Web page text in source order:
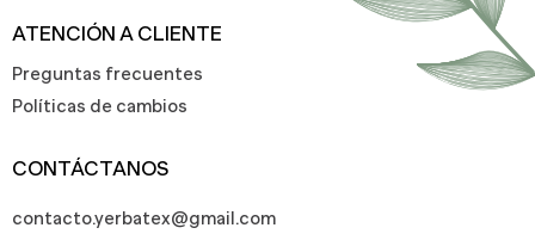
ATENCIÓN A CLIENTE
Preguntas frecuentes
Políticas de cambios
CONTÁCTANOS
contacto.yerbatex@gmail.com